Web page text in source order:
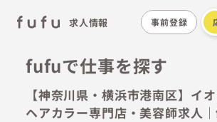
求人情報 事前登録
fufuで仕事を探す
【神奈川県・横浜市港南区】イ
ヘアカラー専門店・美容師求人